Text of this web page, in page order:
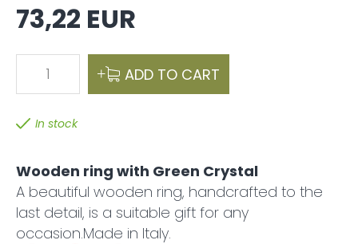
73,22 EUR
1 ADD TO CART
In stock
Wooden ring with Green Crystal
A beautiful wooden ring, handcrafted to the
last detail, is a suitable gift for any
occasion.Made in Italy.